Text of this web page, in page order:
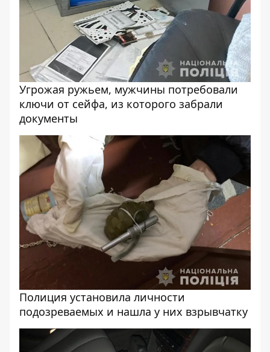
Угрожая ружьем, мужчины потребовали
ключи от сейфа, из которого забрали
документы
Полиция установила личности
подозреваемых и нашла у них взрывчатку